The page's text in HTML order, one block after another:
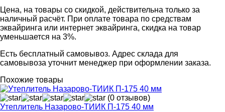
Цена, на товары со скидкой, действительна только за
наличный расчёт. При оплате товара по средствам
эквайринга или интернет эквайринга, скидка на товар
уменьшается на 3%.
Есть бесплатный самовывоз. Адрес склада для
самовывоза уточнит менеджер при оформлении заказа.
Похожие товары
(0 отзывов)
Утеплитель Назарово-ТИИК П-175 40 мм